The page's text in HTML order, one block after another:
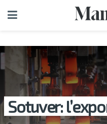
Sotuver: